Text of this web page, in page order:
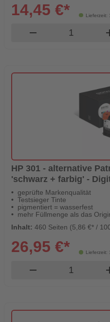
Lieferzeit:
14,45 €*
remove Produkt
HP 301 - alternative
'schwarz + farbig' -
geprüfte Markenqualität
Testsieger Tinte
pigmentiert = wasserfest
mehr Füllmenge als das
Inhalt: 460 Seiten (5,86 €* /
Lieferzeit:
26,95 €*
remove Produkt